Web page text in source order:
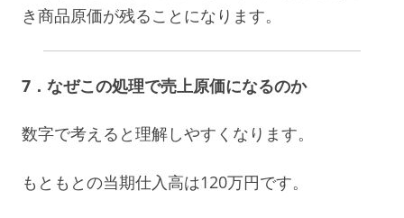
き商品原価が残ることになります。
7．なぜこの処理で売上原価になるのか
数字で考えると理解しやすくなります。
もともとの当期仕入高は120万円です。